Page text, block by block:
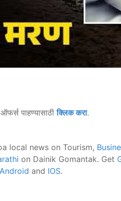
पाहण्यासाठीक्लिक करा.
local news on Tourism,
on Dainik Gomantak. Get
Android and IOS.